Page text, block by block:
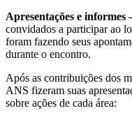
Apresentações e informes
convidados a participar ao
foram fazendo seus
durante o encontro.
Após as contribuições dos
ANS fizeram suas
sobre ações de cada área: